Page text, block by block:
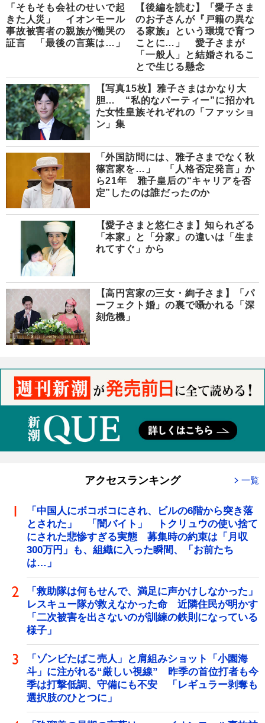
「そもそも会社のせいで起
きた人災」 イオンモール
事故被害者の親族が慟哭の
証言 「最後の言葉は…」
【後編を読む】「愛子さま
のお子さんが『戸籍の異な
る家族』という環境で育つ
ことに…」 愛子さまが
「一般人」と結婚されるこ
とで生じる懸念
【写真15枚】雅子さまはかなり大
胆… “私的なパーティー”に招かれ
た女性皇族それぞれの「ファッショ
ン」集
「外国訪問には、雅子さまでなく秋
篠宮家を…」 「人格否定発言」か
ら21年 雅子皇后の“キャリアを否
定”したのは誰だったのか
【愛子さまと悠仁さま】知られざる
「本家」と「分家」の違いは「生ま
れてすぐ」から
【高円宮家の三女・絢子さま】「パ
ーフェクト婚」の裏で囁かれる「深
刻危機」
アクセスランキング 一覧
「中国人にボコボコにされ、ビルの6階から突き落
とされた」 「闇バイト」 トクリュウの使い捨て
にされた悲惨すぎる実態 募集時の約束は「月収
300万円」も、組織に入った瞬間、「お前たち
は…」
「救助隊は何もせんで、満足に声かけしなかった」
レスキュー隊が救えなかった命 近隣住民が明かす
「二次被害を出さないのが訓練の鉄則になっている
様子」
「ゾンビたばこ売人」と肩組みショット「小園海
斗」に注がれる“厳しい視線” 昨季の首位打者も今
季は打撃低調、守備にも不安 「レギュラー剥奪も
選択肢のひとつに」